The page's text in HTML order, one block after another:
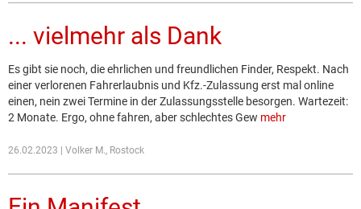
... vielmehr als Dank
Es gibt sie noch, die ehrlichen und freundlichen Finder, Respekt. Nach
einer verlorenen Fahrerlaubnis und Kfz.-Zulassung erst mal online
einen, nein zwei Termine in der Zulassungsstelle besorgen. Wartezeit:
2 Monate. Ergo, ohne fahren, aber schlechtes Gew mehr
26.02.2023 | Volker M., Rostock